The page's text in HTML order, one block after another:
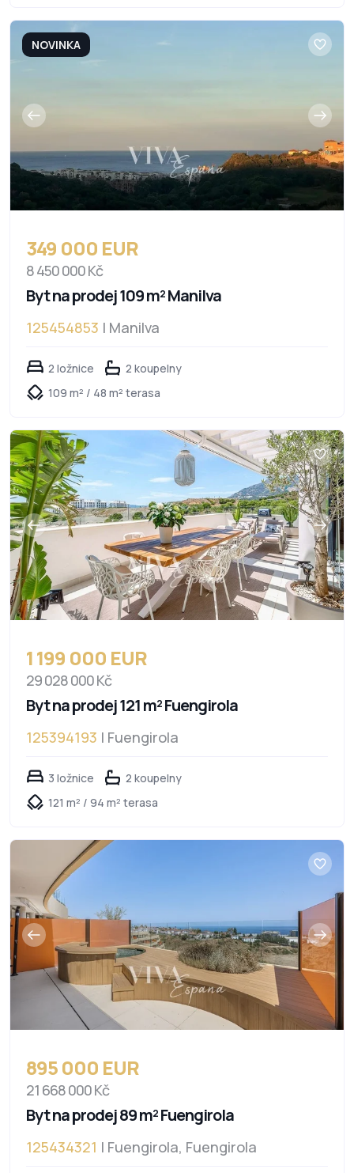
NOVINKA
349 000 EUR
8 450 000 Kč
Byt na prodej 109 m² Manilva
125454853 | Manilva
2 ložnice
2 koupelny
109 m² / 48 m² terasa
1 199 000 EUR
29 028 000 Kč
Byt na prodej 121 m² Fuengirola
125394193 | Fuengirola
3 ložnice
2 koupelny
121 m² / 94 m² terasa
895 000 EUR
21 668 000 Kč
Byt na prodej 89 m² Fuengirola
125434321 | Fuengirola, Fuengirola